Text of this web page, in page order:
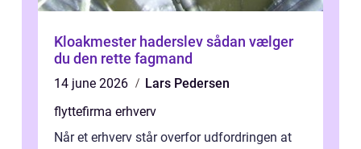
Kloakmester haderslev sådan vælger
du den rette fagmand
14 june 2026
Lars Pedersen
flyttefirma erhverv
Når et erhverv står overfor udfordringen at